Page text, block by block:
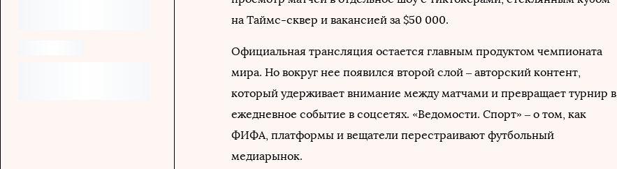
на Таймс-сквер и вакансией за $50 000.
Официальная трансляция остается главным продуктом чемпионата
мира. Но вокруг нее появился второй слой – авторский контент,
который удерживает внимание между матчами и превращает турнир в
ежедневное событие в соцсетях. «Ведомости. Спорт» – о том, как
ФИФА, платформы и вещатели перестраивают футбольный
медиарынок.